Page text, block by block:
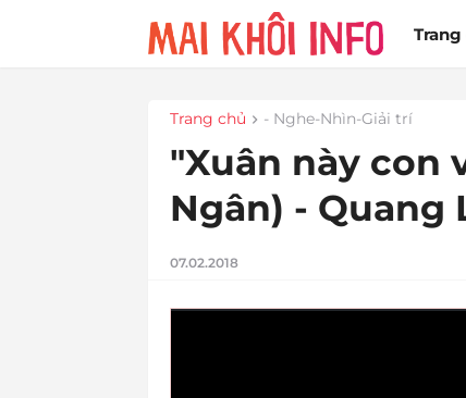
Trang chủ - Nghe-Nhìn-Giải trí
"Xuân này con
Ngân) - Quang
07.02.2018